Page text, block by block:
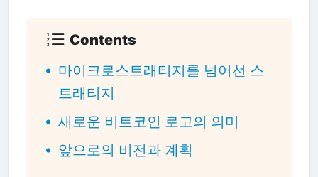
Contents
마이크로스트래티지를 넘어선 스
트래티지
새로운 비트코인 로고의 의미
앞으로의 비전과 계획